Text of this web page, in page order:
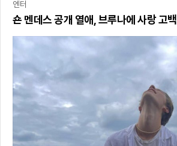
엔터
숀 멘데스 공개 열애, 브루나에 사랑 고백